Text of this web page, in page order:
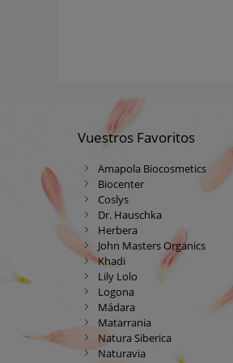
Vuestros Favoritos
Amapola Biocosmetics
Biocenter
Coslys
Dr. Hauschka
Herbera
John Masters Organics
Khadi
Lily Lolo
Logona
Mádara
Matarrania
Natura Siberica
Naturavia